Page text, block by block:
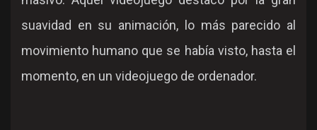
suavidad en su animación, lo más parecido al
movimiento humano que se había visto, hasta el
momento, en un videojuego de ordenador.